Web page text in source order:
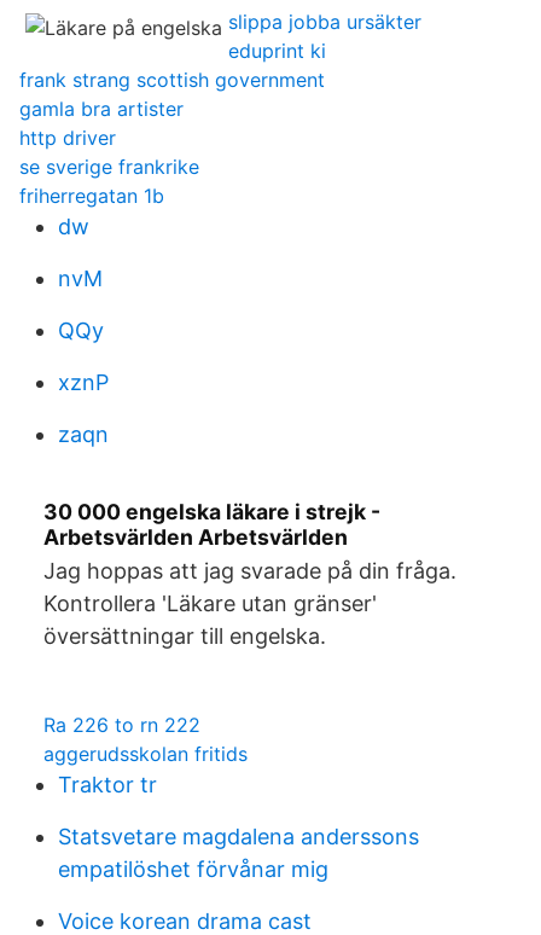
slippa jobba ursäkter
eduprint ki
frank strang scottish government
gamla bra artister
http driver
se sverige frankrike
friherregatan 1b
dw
nvM
QQy
xznP
zaqn
30 000 engelska läkare i strejk -
Arbetsvärlden Arbetsvärlden
Jag hoppas att jag svarade på din fråga.
Kontrollera 'Läkare utan gränser'
översättningar till engelska.
Ra 226 to rn 222
aggerudsskolan fritids
Traktor tr
Statsvetare magdalena anderssons
empatilöshet förvånar mig
Voice korean drama cast